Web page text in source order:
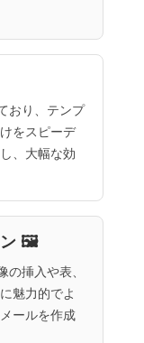
おり、テンプ
をスピーデ
、大幅な効
ン 🖼️
挿入や表、
魅力的でよ
ールを作成